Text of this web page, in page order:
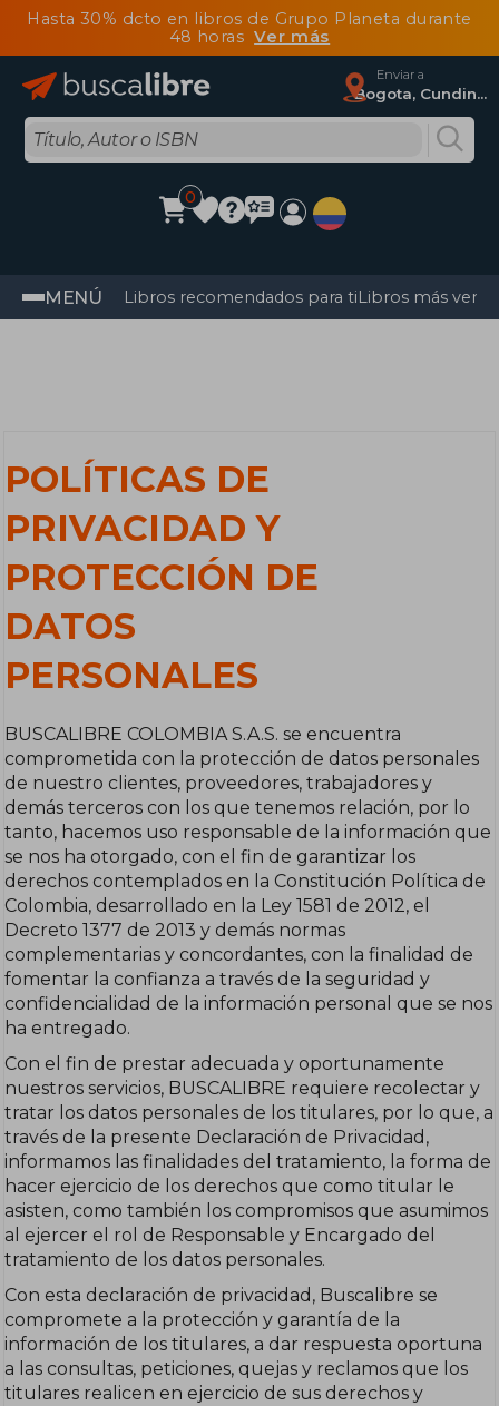
Hasta 30% dcto en libros de Grupo Planeta durante
48 horasVer más
Enviar a
Bogota, Cundinamarca
0
MENÚ Libros recomendados para tiLibros más
POLÍTICAS DE
PRIVACIDAD Y
PROTECCIÓN DE
DATOS
PERSONALES
BUSCALIBRE COLOMBIA S.A.S. se encuentra
comprometida con la protección de datos personales
de nuestro clientes, proveedores, trabajadores y
demás terceros con los que tenemos relación, por lo
tanto, hacemos uso responsable de la información que
se nos ha otorgado, con el fin de garantizar los
derechos contemplados en la Constitución Política de
Colombia, desarrollado en la Ley 1581 de 2012, el
Decreto 1377 de 2013 y demás normas
complementarias y concordantes, con la finalidad de
fomentar la confianza a través de la seguridad y
confidencialidad de la información personal que se nos
ha entregado.
Con el fin de prestar adecuada y oportunamente
nuestros servicios, BUSCALIBRE requiere recolectar y
tratar los datos personales de los titulares, por lo que, a
través de la presente Declaración de Privacidad,
informamos las finalidades del tratamiento, la forma de
hacer ejercicio de los derechos que como titular le
asisten, como también los compromisos que asumimos
al ejercer el rol de Responsable y Encargado del
tratamiento de los datos personales.
Con esta declaración de privacidad, Buscalibre se
compromete a la protección y garantía de la
información de los titulares, a dar respuesta oportuna
a las consultas, peticiones, quejas y reclamos que los
titulares realicen en ejercicio de sus derechos y